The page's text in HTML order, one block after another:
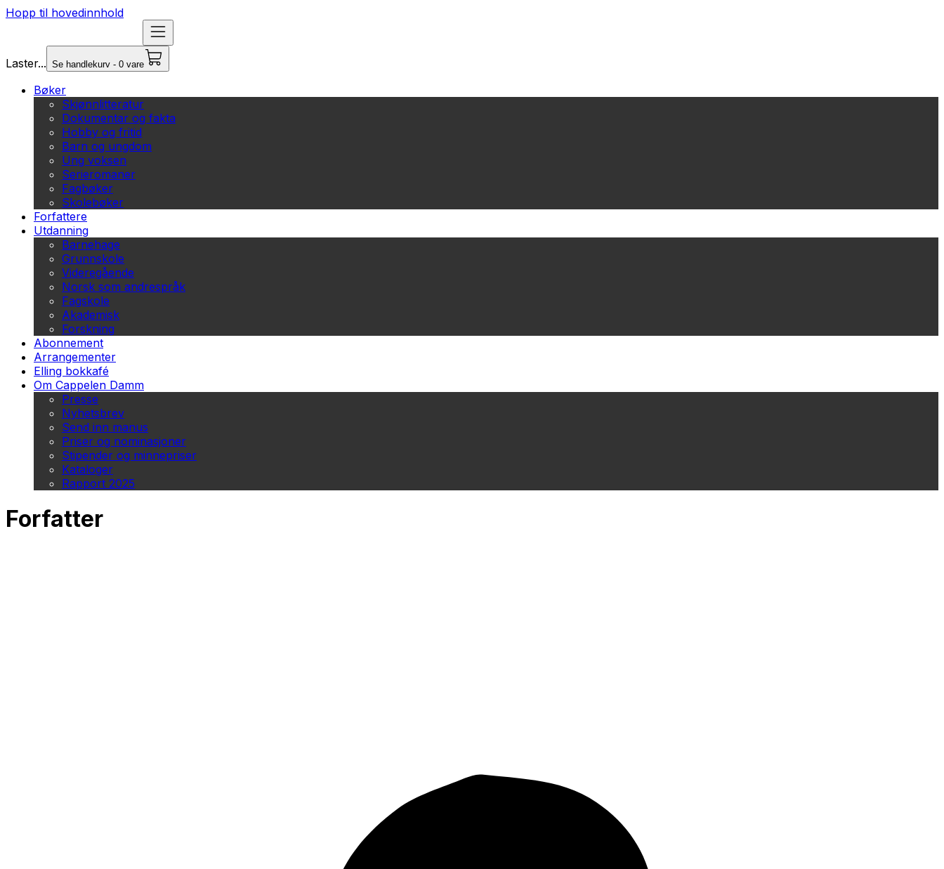
Hopp til hovedinnhold
Laster... Se handlekurv - 0 vare
Bøker
Skjønnlitteratur
Dokumentar og fakta
Hobby og fritid
Barn og ungdom
Ung voksen
Serieromaner
Fagbøker
Skolebøker
Forfattere
Utdanning
Barnehage
Grunnskole
Videregående
Norsk som andrespråk
Fagskole
Akademisk
Forskning
Abonnement
Arrangementer
Elling bokkafé
Om Cappelen Damm
Presse
Nyhetsbrev
Send inn manus
Priser og nominasjoner
Stipender og minnepriser
Kataloger
Rapport 2025
Forfatter